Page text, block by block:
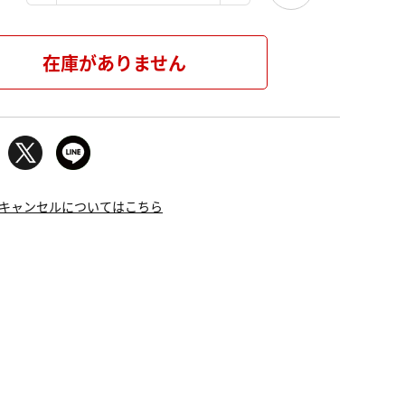
在庫がありません
ャンセルについてはこちら